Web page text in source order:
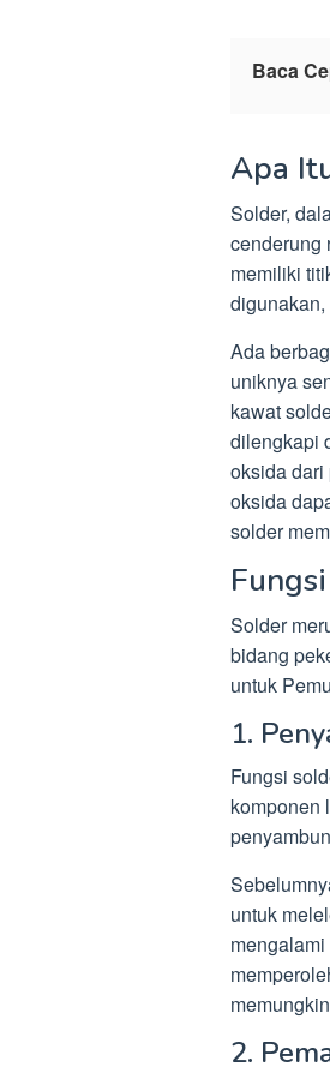
Baca
Apa
Solder,
cenderung
memiliki
Ada
uniknya
kawat
dilengkapi
oksida dari
oksida
solder
Solder
bidang
untuk
1.
Fungsi
komponen
untuk
2.